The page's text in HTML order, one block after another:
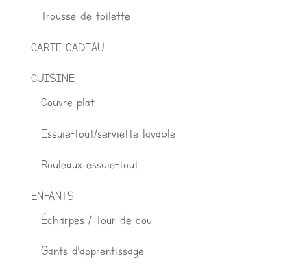
Trousse de toilette
CARTE CADEAU
CUISINE
Couvre plat
Essuie-tout/serviette lavable
Rouleaux essuie-tout
ENFANTS
Écharpes / Tour de cou
Gants d'apprentissage